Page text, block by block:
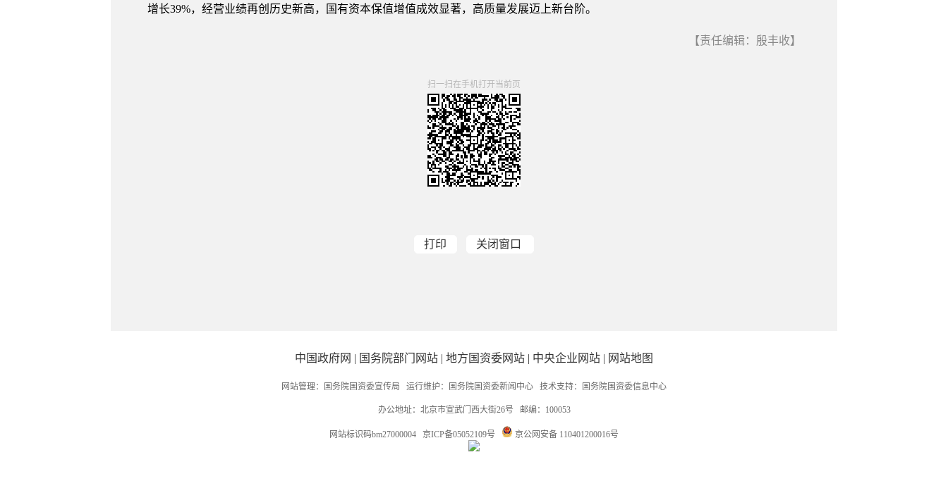
增长39%，经营业绩再创历史新高，国有资本保值增值成效显著，高质量发展迈上新台阶。
【责任编辑：殷丰收】
扫一扫在手机打开当前页
打印 关闭窗口